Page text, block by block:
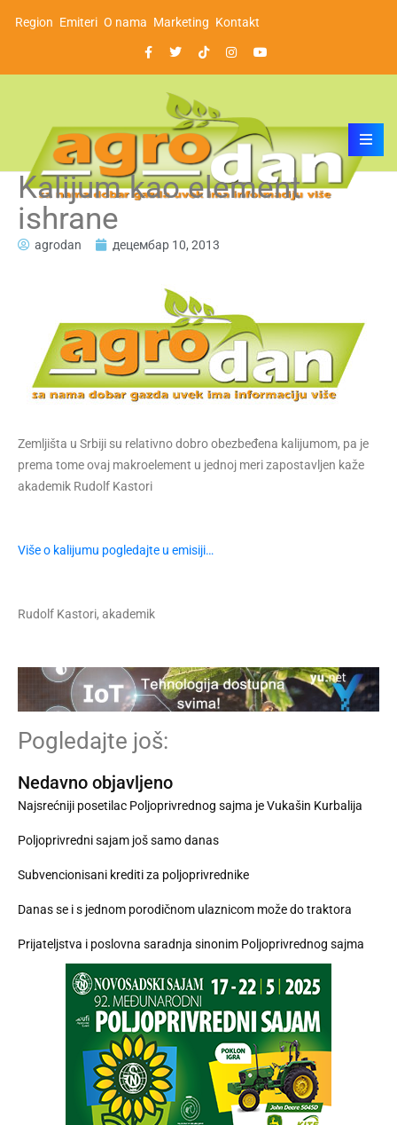
Region Emiteri O nama Marketing Kontakt
Kalijum kao element
ishrane
agrodan децембар 10, 2013
Zemljišta u Srbiji su relativno dobro obezbeđena kalijumom, pa je
prema tome ovaj makroelement u jednoj meri zapostavljen kaže
akademik Rudolf Kastori
Više o kalijumu pogledajte u emisiji…
Rudolf Kastori, akademik
Pogledajte još:
Nedavno objavljeno
Najsrećniji posetilac Poljoprivrednog sajma je Vukašin Kurbalija
Poljoprivredni sajam još samo danas
Subvencionisani krediti za poljoprivrednike
Danas se i s jednom porodičnom ulaznicom može do traktora
Prijateljstva i poslovna saradnja sinonim Poljoprivrednog sajma